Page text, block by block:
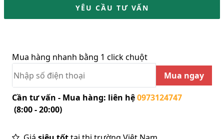
YÊU CẦU TƯ VẤN
Mua hàng nhanh bằng 1 click chuột
Mua ngay
Cần tư vấn - Mua hàng: liên hệ0973124747
(8:00 - 20:00)